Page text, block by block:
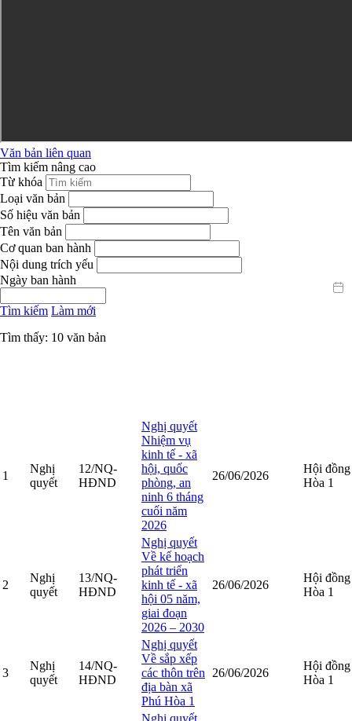
Văn bản liên quan
Tìm kiếm nâng cao
Từ khóa
Loại văn bản
Số hiệu văn bản
Tên văn bản
Cơ quan ban hành
Nội dung trích yếu
Ngày ban hành
Tìm kiếm Làm mới
Tìm thấy: 10 văn bản
1
Nghị
quyết
12/NQ-
HĐND
Nghị quyết
Nhiệm vụ
kinh tế - xã
hội, quốc
phòng, an
ninh 6 tháng
cuối năm
2026
26/06/2026
Hội đồng
Hòa 1
2
Nghị
quyết
13/NQ-
HĐND
Nghị quyết
Về kế hoạch
phát triển
kinh tế - xã
hội 05 năm,
giai đoạn
2026 – 2030
26/06/2026
Hội đồng
Hòa 1
3
Nghị
quyết
14/NQ-
HĐND
Nghị quyết
Về sắp xếp
các thôn trên
địa bàn xã
Phú Hòa 1
26/06/2026
Hội đồng
Hòa 1
Nghị quyết